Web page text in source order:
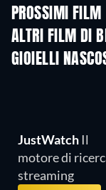
PROSSIMI FILM
ALTRI FILM DI
GIOIELLI
JustWatch Il
motore di
streaming